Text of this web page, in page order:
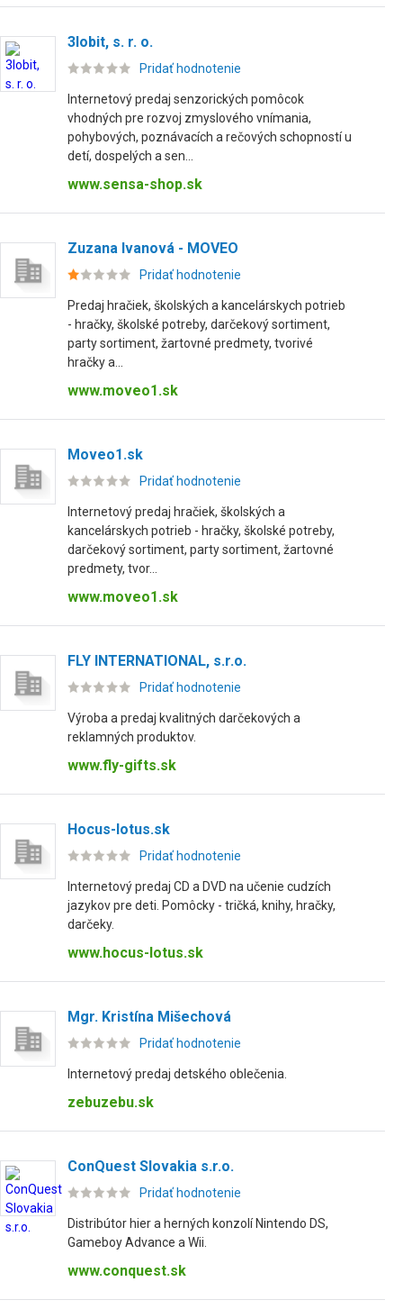
3lobit, s. r. o.
Pridať hodnotenie
Internetový predaj senzorických pomôcok
vhodných pre rozvoj zmyslového vnímania,
pohybových, poznávacích a rečových schopností u
detí, dospelých a sen...
www.sensa-shop.sk
Zuzana Ivanová - MOVEO
Pridať hodnotenie
Predaj hračiek, školských a kancelárskych potrieb
- hračky, školské potreby, darčekový sortiment,
party sortiment, žartovné predmety, tvorivé
hračky a...
www.moveo1.sk
Moveo1.sk
Pridať hodnotenie
Internetový predaj hračiek, školských a
kancelárskych potrieb - hračky, školské potreby,
darčekový sortiment, party sortiment, žartovné
predmety, tvor...
www.moveo1.sk
FLY INTERNATIONAL, s.r.o.
Pridať hodnotenie
Výroba a predaj kvalitných darčekových a
reklamných produktov.
www.fly-gifts.sk
Hocus-lotus.sk
Pridať hodnotenie
Internetový predaj CD a DVD na učenie cudzích
jazykov pre deti. Pomôcky - tričká, knihy, hračky,
darčeky.
www.hocus-lotus.sk
Mgr. Kristína Mišechová
Pridať hodnotenie
Internetový predaj detského oblečenia.
zebuzebu.sk
ConQuest Slovakia s.r.o.
Pridať hodnotenie
Distribútor hier a herných konzolí Nintendo DS,
Gameboy Advance a Wii.
www.conquest.sk